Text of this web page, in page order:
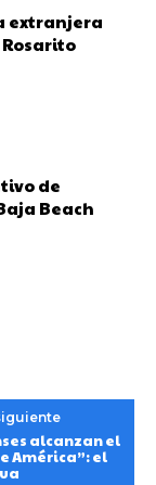
extranjera
de
Beach
alcanzan el
América”: el